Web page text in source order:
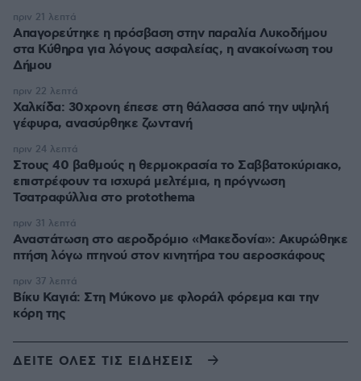
Απαγορεύτηκε η πρόσβαση στην παραλία Λυκοδήμου
στα Κύθηρα για λόγους ασφαλείας, η ανακοίνωση του
Δήμου
πριν 21 λεπτά
Χαλκίδα: 30χρονη έπεσε στη θάλασσα από την υψηλή
γέφυρα, ανασύρθηκε ζωντανή
πριν 22 λεπτά
Στους 40 βαθμούς η θερμοκρασία το Σαββατοκύριακο,
επιστρέφουν τα ισχυρά μελτέμια, η πρόγνωση
Τσατραφύλλια στο protothema
πριν 24 λεπτά
Αναστάτωση στο αεροδρόμιο «Μακεδονία»: Ακυρώθηκε
πτήση λόγω πτηνού στον κινητήρα του αεροσκάφους
πριν 31 λεπτά
Βίκυ Καγιά: Στη Μύκονο με φλοράλ φόρεμα και την
κόρη της
πριν 37 λεπτά
ΔΕΙΤΕ ΟΛΕΣ ΤΙΣ ΕΙΔΗΣΕΙΣ